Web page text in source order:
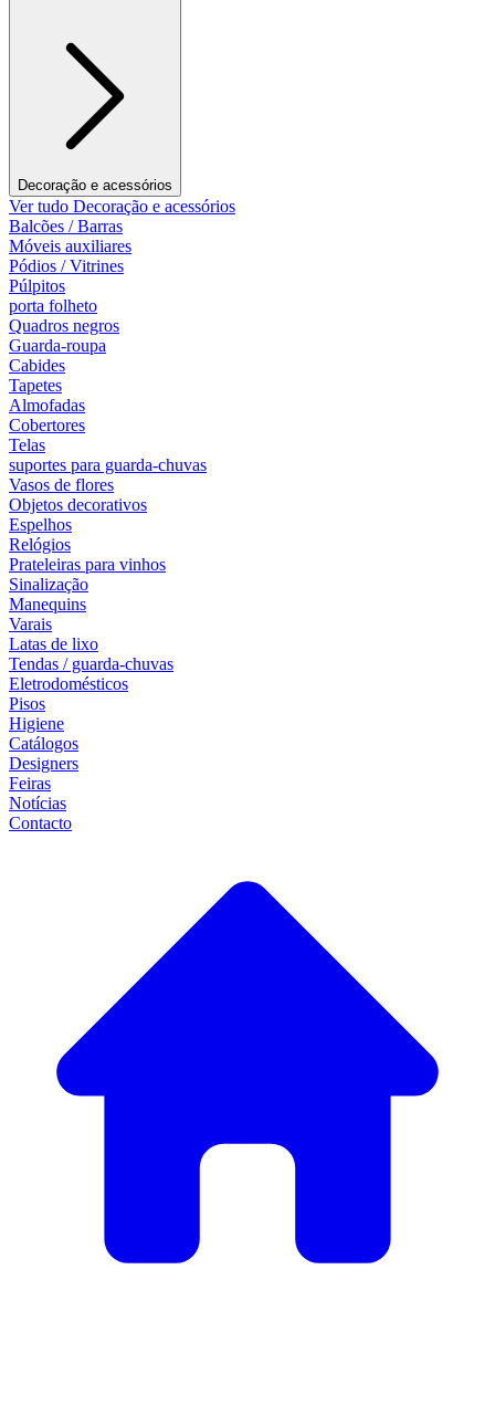
Decoração e acessórios
Ver tudo Decoração e acessórios
Balcões / Barras
Móveis auxiliares
Pódios / Vitrines
Púlpitos
porta folheto
Quadros negros
Guarda-roupa
Cabides
Tapetes
Almofadas
Cobertores
Telas
suportes para guarda-chuvas
Vasos de flores
Objetos decorativos
Espelhos
Relógios
Prateleiras para vinhos
Sinalização
Manequins
Varais
Latas de lixo
Tendas / guarda-chuvas
Eletrodomésticos
Pisos
Higiene
Catálogos
Designers
Feiras
Notícias
Contacto